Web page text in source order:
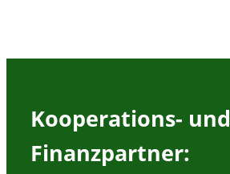
Kooperations- und
Finanzpartner: